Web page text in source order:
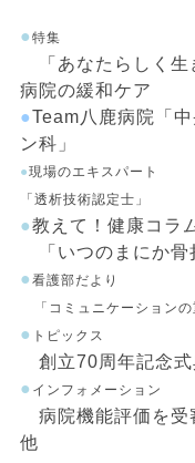
● 特集
「あなたらしく
病院の緩和ケア
●Team八鹿病院「
ン科」
●現場のエキスパート
「透析技術認定士」
●教えて！健康コラ
「いつのまにか骨
● 看護部だより
「コミュニケーションの
● トピックス
創立70周年記念
● インフォメーション
病院機能評価を
他